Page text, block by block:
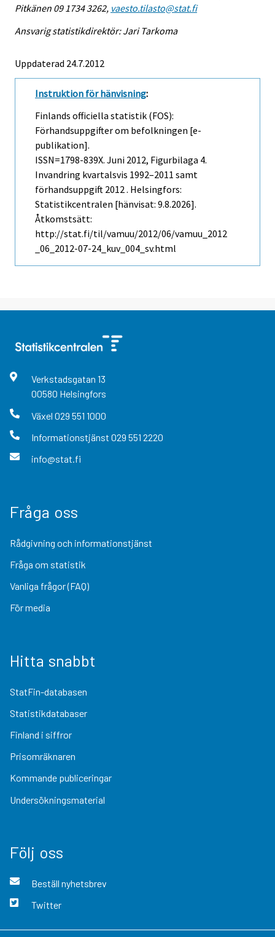
Pitkänen 09 1734 3262, vaesto.tilasto@stat.fi
Ansvarig statistikdirektör: Jari Tarkoma
Uppdaterad 24.7.2012
Instruktion för hänvisning:
Finlands officiella statistik (FOS):
Förhandsuppgifter om befolkningen [e-
publikation].
ISSN=1798-839X. Juni 2012, Figurbilaga 4.
Invandring kvartalsvis 1992–2011 samt
förhandsuppgift 2012 . Helsingfors:
Statistikcentralen [hänvisat: 9.8.2026].
Åtkomstsätt:
http://stat.fi/til/vamuu/2012/06/vamuu_2012
_06_2012-07-24_kuv_004_sv.html
Verkstadsgatan 13
00580 Helsingfors
Växel 029 551 1000
Informationstjänst 029 551 2220
info@stat.fi
Fråga oss
Rådgivning och informationstjänst
Fråga om statistik
Vanliga frågor (FAQ)
För media
Hitta snabbt
StatFin-databasen
Statistikdatabaser
Finland i siffror
Prisomräknaren
Kommande publiceringar
Undersökningsmaterial
Följ oss
Beställ nyhetsbrev
Twitter